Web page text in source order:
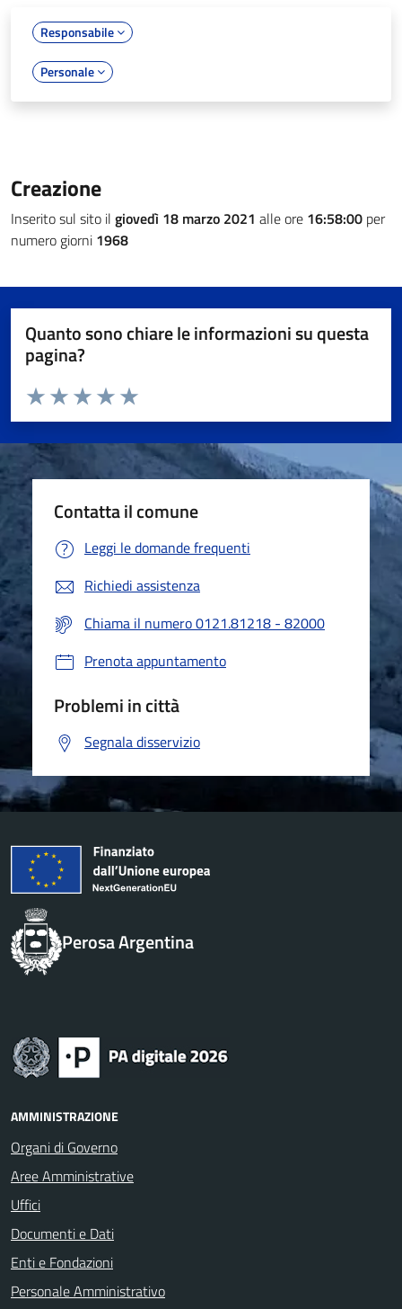
Responsabile
Personale
Creazione
Inserito sul sito il giovedì 18 marzo 2021 alle ore 16:58:00 per
numero giorni 1968
Quanto sono chiare le informazioni su questa
pagina?
Valuta da 1 a 5 stelle la pagina
Valuta 5 stelle su 5
Valuta 4 stelle su 5
Valuta 3 stelle su 5
Valuta 2 stelle su 5
Valuta 1 stelle su 5
Contatta il comune
Leggi le domande frequenti
Richiedi assistenza
Chiama il numero 0121.81218 - 82000
Prenota appuntamento
Problemi in città
Segnala disservizio
Perosa Argentina
AMMINISTRAZIONE
Organi di Governo
Aree Amministrative
Uffici
Documenti e Dati
Enti e Fondazioni
Personale Amministrativo